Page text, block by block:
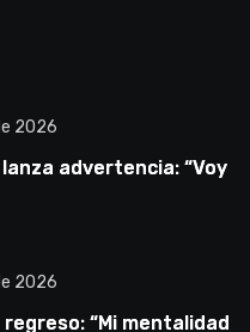
2026
advertencia: “Voy
2026
regreso: “Mi mentalidad